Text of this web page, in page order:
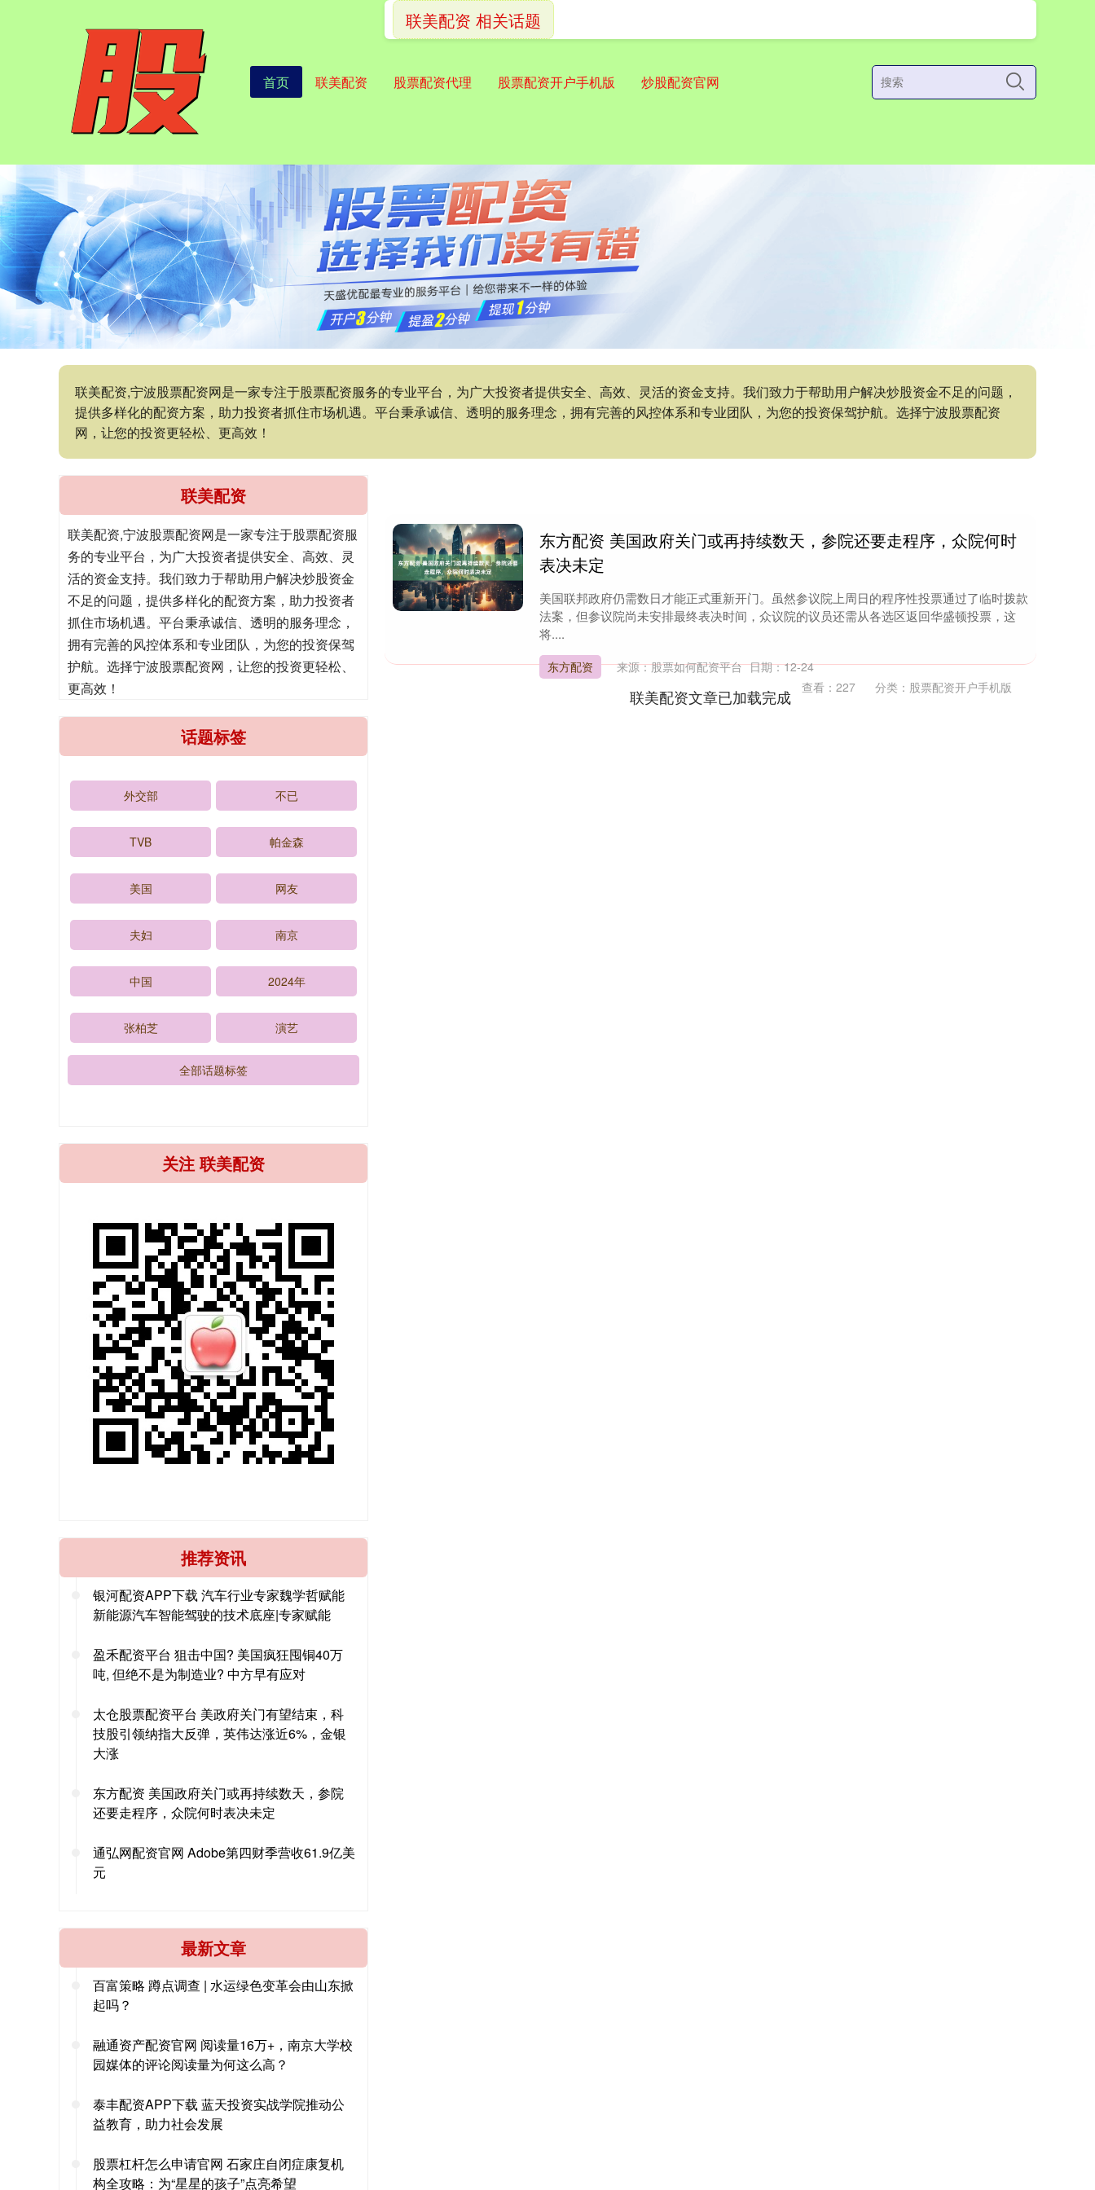
首页 联美配资 股票配资代理 股票配资开户手机版 炒股配资官网
联美配资,宁波股票配资网是一家专注于股票配资服务的专业平台，为广大投资者提供安全、高效、灵活的资金支持。我们致力于帮助用户解决炒股资金不足的问题，
提供多样化的配资方案，助力投资者抓住市场机遇。平台秉承诚信、透明的服务理念，拥有完善的风控体系和专业团队，为您的投资保驾护航。选择宁波股票配资
网，让您的投资更轻松、更高效！
联美配资 相关话题
东方配资 美国政府关门或再持续数天，参院还要走程序，众院何时
表决未定
美国联邦政府仍需数日才能正式重新开门。虽然参议院上周日的程序性投票通过了临时拨款
法案，但参议院尚未安排最终表决时间，众议院的议员还需从各选区返回华盛顿投票，这
将....
东方配资 来源：股票如何配资平台 日期：12-24
查看： 227 分类： 股票配资开户手机版
联美配资文章已加载完成
联美配资
联美配资,宁波股票配资网是一家专注于股票配资服
务的专业平台，为广大投资者提供安全、高效、灵
活的资金支持。我们致力于帮助用户解决炒股资金
不足的问题，提供多样化的配资方案，助力投资者
抓住市场机遇。平台秉承诚信、透明的服务理念，
拥有完善的风控体系和专业团队，为您的投资保驾
护航。选择宁波股票配资网，让您的投资更轻松、
更高效！
话题标签
外交部 不已
TVB 帕金森
美国 网友
夫妇 南京
中国 2024年
张柏芝 演艺
全部话题标签
关注 联美配资
推荐资讯
银河配资APP下载 汽车行业专家魏学哲赋能
新能源汽车智能驾驶的技术底座|专家赋能
盈禾配资平台 狙击中国? 美国疯狂囤铜40万
吨, 但绝不是为制造业? 中方早有应对
太仓股票配资平台 美政府关门有望结束，科
技股引领纳指大反弹，英伟达涨近6%，金银
大涨
东方配资 美国政府关门或再持续数天，参院
还要走程序，众院何时表决未定
通弘网配资官网 Adobe第四财季营收61.9亿美
元
最新文章
百富策略 蹲点调查 | 水运绿色变革会由山东掀
起吗？
融通资产配资官网 阅读量16万+，南京大学校
园媒体的评论阅读量为何这么高？
泰丰配资APP下载 蓝天投资实战学院推动公
益教育，助力社会发展
股票杠杆怎么申请官网 石家庄自闭症康复机
构全攻略：为“星星的孩子”点亮希望